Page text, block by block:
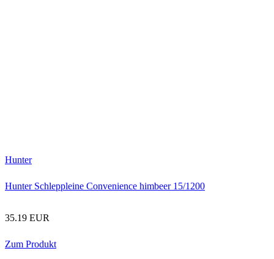
Hunter
Hunter Schleppleine Convenience himbeer 15/1200
35.19 EUR
Zum Produkt